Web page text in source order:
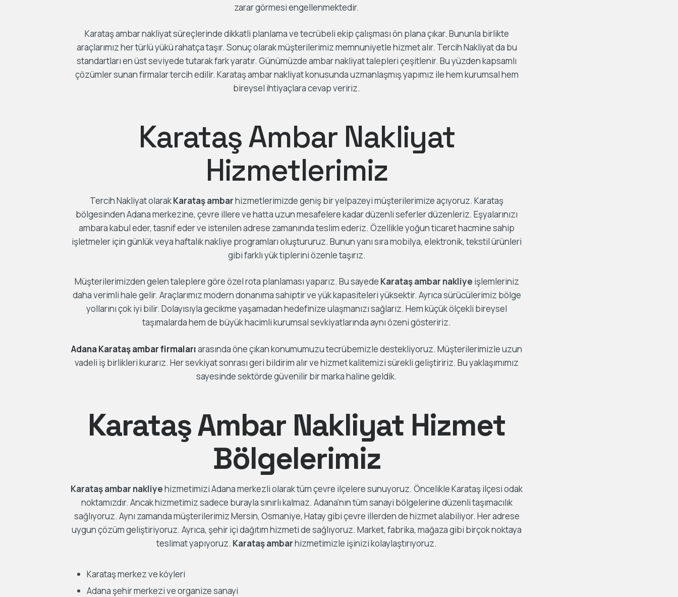
zarar görmesi engellenmektedir.
Karataş ambar nakliyat süreçlerinde dikkatli planlama ve tecrübeli ekip çalışması ön plana çıkar. Bununla birlikte
araçlarımız her türlü yükü rahatça taşır. Sonuç olarak müşterilerimiz memnuniyetle hizmet alır. Tercih Nakliyat da bu
standartları en üst seviyede tutarak fark yaratır. Günümüzde ambar nakliyat talepleri çeşitlenir. Bu yüzden kapsamlı
çözümler sunan firmalar tercih edilir. Karataş ambar nakliyat konusunda uzmanlaşmış yapımız ile hem kurumsal hem
bireysel ihtiyaçlara cevap veririz.
Karataş Ambar Nakliyat
Hizmetlerimiz
Tercih Nakliyat olarakKarataş ambarhizmetlerimizde geniş bir yelpazeyi müşterilerimize açıyoruz. Karataş
bölgesinden Adana merkezine, çevre illere ve hatta uzun mesafelere kadar düzenli seferler düzenleriz. Eşyalarınızı
ambara kabul eder, tasnif eder ve istenilen adrese zamanında teslim ederiz. Özellikle yoğun ticaret hacmine sahip
işletmeler için günlük veya haftalık nakliye programları oluştururuz. Bunun yanı sıra mobilya, elektronik, tekstil ürünleri
gibi farklı yük tiplerini özenle taşırız.
Müşterilerimizden gelen taleplere göre özel rota planlaması yaparız. Bu sayede Karataş ambar nakliye işlemleriniz
daha verimli hale gelir. Araçlarımız modern donanıma sahiptir ve yük kapasiteleri yüksektir. Ayrıca sürücülerimiz bölge
yollarını çok iyi bilir. Dolayısıyla gecikme yaşamadan hedefinize ulaşmanızı sağlarız. Hem küçük ölçekli bireysel
taşımalarda hem de büyük hacimli kurumsal sevkiyatlarında aynı özeni gösteririz.
Adana Karataş ambar firmalarıarasında öne çıkan konumumuzu tecrübemizle destekliyoruz. Müşterilerimizle uzun
vadeli iş birlikleri kurarız. Her sevkiyat sonrası geri bildirim alır ve hizmet kalitemizi sürekli geliştiririz. Bu yaklaşımımız
sayesinde sektörde güvenilir bir marka haline geldik.
Karataş Ambar Nakliyat Hizmet
Bölgelerimiz
Karataş ambar nakliyehizmetimizi Adana merkezli olarak tüm çevre ilçelere sunuyoruz. Öncelikle Karataş ilçesi odak
noktamızdır. Ancak hizmetimiz sadece burayla sınırlı kalmaz. Adana’nın tüm sanayi bölgelerine düzenli taşımacılık
sağlıyoruz. Aynı zamanda müşterilerimiz Mersin, Osmaniye, Hatay gibi çevre illerden de hizmet alabiliyor. Her adrese
uygun çözüm geliştiriyoruz. Ayrıca, şehir içi dağıtım hizmeti de sağlıyoruz. Market, fabrika, mağaza gibi birçok noktaya
teslimat yapıyoruz. Karataş ambarhizmetimizle işinizi kolaylaştırıyoruz.
Karataş merkez ve köyleri
Adana şehir merkezi ve organize sanayi